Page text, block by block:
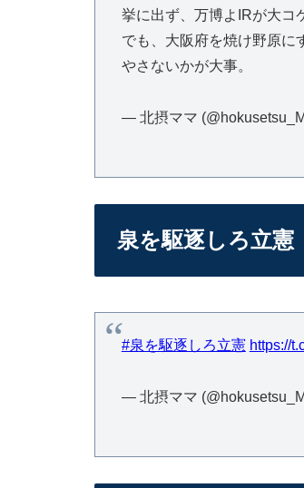
挙に出ず、万博よIRが大コ
でも、大阪府を焼け野原に
やさないかが大事。
— 北摂ママ
泉を駆逐しろ立憲
#泉を駆逐しろ立憲 https://
— 北摂ママ